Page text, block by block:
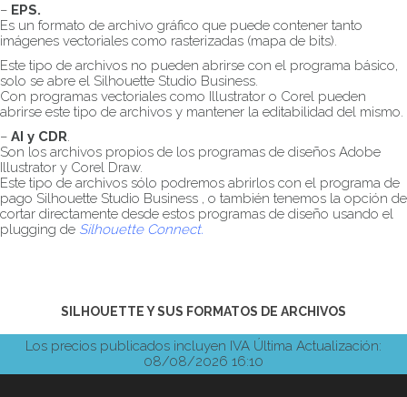
– EPS.
Es un formato de archivo gráfico que puede contener tanto
imágenes vectoriales como rasterizadas (mapa de bits).
Este tipo de archivos no pueden abrirse con el programa básico,
solo se abre el Silhouette Studio Business.
Con programas vectoriales como Illustrator o Corel pueden
abrirse este tipo de archivos y mantener la editabilidad del mismo.
– AI y CDR.
Son los archivos propios de los programas de diseños Adobe
Illustrator y Corel Draw.
Este tipo de archivos sólo podremos abrirlos con el programa de
pago Silhouette Studio Business , o también tenemos la opción de
cortar directamente desde estos programas de diseño usando el
plugging de Silhouette Connect.
SILHOUETTE Y SUS FORMATOS DE ARCHIVOS
Los precios publicados incluyen IVA Última Actualización:
08/08/2026 16:10